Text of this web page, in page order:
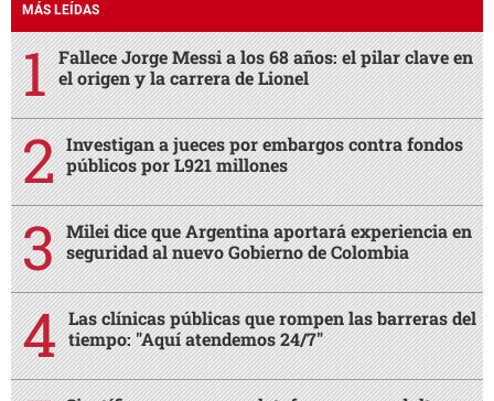
MÁS LEÍDAS
Fallece Jorge Messi a los 68 años: el pilar clave en
el origen y la carrera de Lionel
Investigan a jueces por embargos contra fondos
públicos por L921 millones
Milei dice que Argentina aportará experiencia en
seguridad al nuevo Gobierno de Colombia
Las clínicas públicas que rompen las barreras del
tiempo: "Aquí atendemos 24/7"